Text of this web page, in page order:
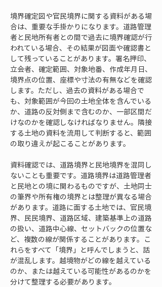
境界確定図や官民境界に関する資料がある場
合は、重要な手掛かりになります。道路管理
者と民地所有者との間で過去に境界確認が行
われている場合、その結果が図面や確認書と
して残っていることがあります。署名押印、
立会者、確定範囲、対象地番、作成年月日、
境界点の位置、座標や寸法の有無などを確認
します。ただし、過去の資料がある場合で
も、対象範囲が今回の土地全体を含んでいる
か、道路の反対側まで含むのか、一部区間だ
けなのかを確認しなければなりません。隣接
する土地の資料を流用して判断すると、範囲
の取り違えが起こることがあります。
資料確認では、道路境界と民地境界を混同し
ないことも重要です。道路境界は道路管理者
と民地との境に関わるものですが、土地同士
の筆界や所有権の境界とは整理が異なる場合
があります。道路に面する土地では、官民境
界、民民境界、道路区域、建築基準上の道路
の扱い、道路中心線、セットバックの位置な
ど、複数の線が関係することがあります。こ
れらをすべて「境界」と呼んでしまうと、話
が混乱します。越境物がどの線を越えている
のか、または越えている可能性があるのかを
分けて整理する必要があります。